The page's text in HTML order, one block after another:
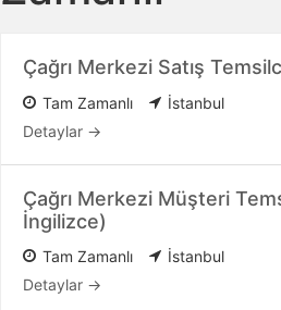
Çağrı Merkezi Satış
Tam Zamanlı
İstanbul
Detaylar
Çağrı Merkezi Müşteri
İngilizce)
Tam Zamanlı
İstanbul
Detaylar